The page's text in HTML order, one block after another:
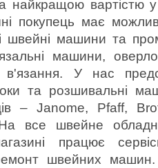
найкращою вартістю у
покупець має
швейні машини та
машини,
У нас
та розшивальні
– Janome, Pfaff,
все швейне
працює
швейних